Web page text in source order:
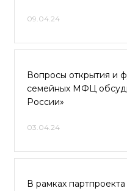
09.04.24
Вопросы открытия и
семейных МФЦ
России»
03.04.24
В рамках